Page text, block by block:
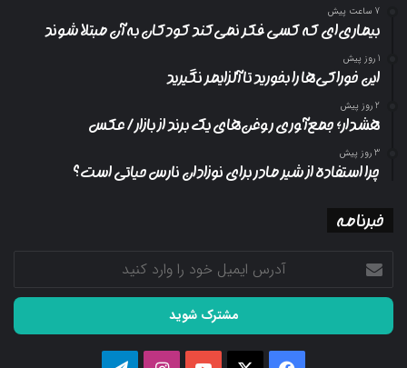
کتاب دانش فنی پایه امور زراعی پایه دهم
کتاب دانش فنی پایه متالوژی پایه دهم
کتاب دانش فنی پایه امور دامی پایه دهم
7 ساعت پیش
بیماری‌ای که کسی فکر نمی‌کند کودکان به آن مبتلا شوند
1 روز پیش
این خوراکی‌ها را بخورید تا آلزایمر نگیرید
2 روز پیش
هشدار؛ جمع‌آوری روغن‌های یک برند از بازار/ عکس
3 روز پیش
چرا استفاده از شیر مادر برای نوزادان نارس حیاتی است؟
خبرنامه
آدرس
ایمیل
خود
وارد